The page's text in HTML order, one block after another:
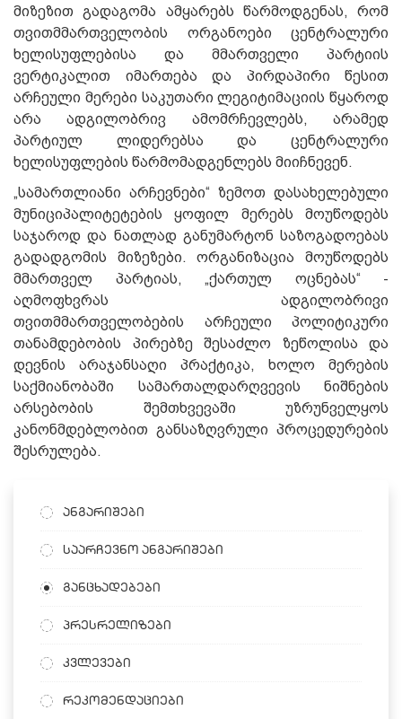
მიზეზით გადაგომა ამყარებს წარმოდგენას, რომ
თვითმმართველობის ორგანოები ცენტრალური
ხელისუფლებისა და მმართველი პარტიის
ვერტიკალით იმართება და პირდაპირი წესით
არჩეული მერები საკუთარი ლეგიტიმაციის წყაროდ
არა ადგილობრივ ამომრჩევლებს, არამედ
პარტიულ ლიდერებსა და ცენტრალური
ხელისუფლების წარმომადგენლებს მიიჩნევენ.
„სამართლიანი არჩევნები“ ზემოთ დასახელებული
მუნიციპალიტეტების ყოფილ მერებს მოუწოდებს
საჯაროდ და ნათლად განუმარტონ საზოგადოებას
გადადგომის მიზეზები. ორგანიზაცია მოუწოდებს
მმართველ პარტიას, „ქართულ ოცნებას“ -
აღმოფხვრას ადგილობრივი
თვითმმართველობების არჩეული პოლიტიკური
თანამდებობის პირებზე შესაძლო ზეწოლისა და
დევნის არაჯანსაღი პრაქტიკა, ხოლო მერების
საქმიანობაში სამართალდარღვევის ნიშნების
არსებობის შემთხვევაში უზრუნველყოს
კანონმდებლობით განსაზღვრული პროცედურების
შესრულება.
ანგარიშები
საარჩევნო ანგარიშები
განცხადებები
პრესრელიზები
კვლევები
რეკომენდაციები